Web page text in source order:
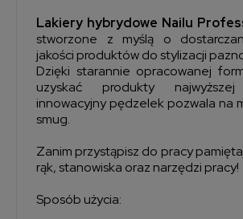
Lakiery hybrydowe Nailu
stworzone z myślą o
jakości produktów do stylizacji
Dzięki starannie opracowanej
uzyskać produkty
innowacyjny pędzelek pozwala na
smug.
Zanim przystąpisz do pracy
rąk, stanowiska oraz narzędzi pracy!
Sposób użycia: